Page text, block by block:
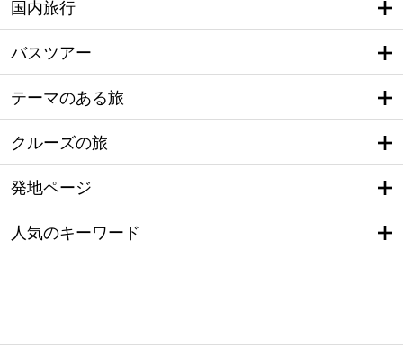
国内旅行
バスツアー
テーマのある旅
クルーズの旅
発地ページ
人気のキーワード